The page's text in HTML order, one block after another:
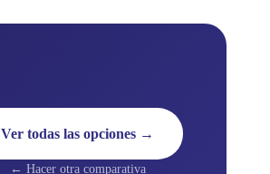
Ver todas las opciones →
← Hacer otra comparativa